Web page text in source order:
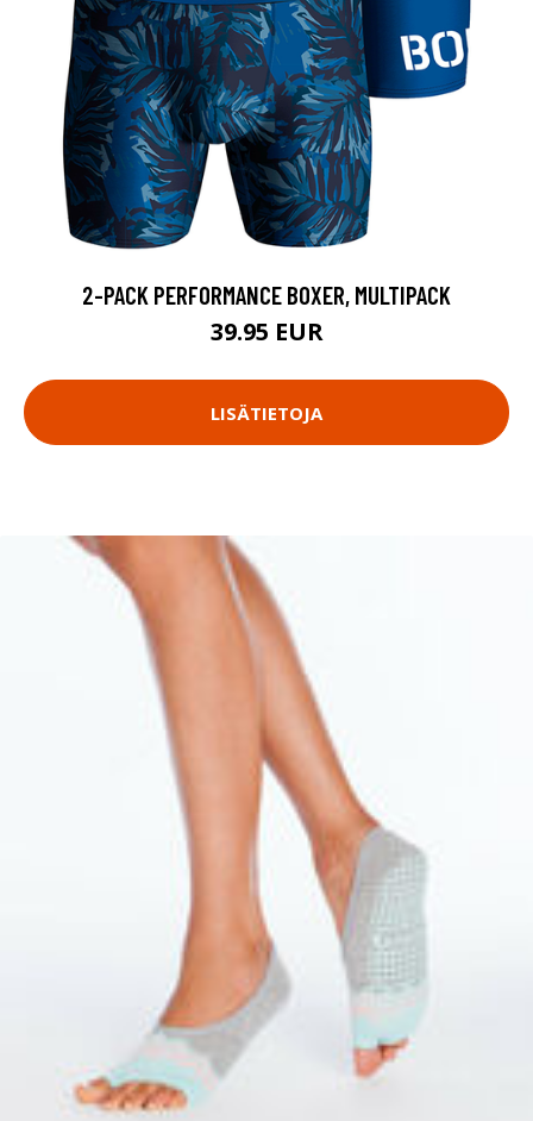
2-PACK PERFORMANCE BOXER, MULTIPACK
39.95 EUR
LISÄTIETOJA